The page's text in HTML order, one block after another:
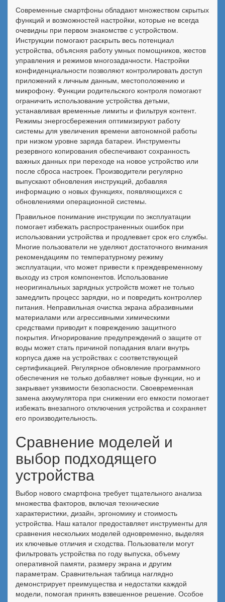
Современные смартфоны обладают множеством скрытых
функций и возможностей настройки, которые не всегда
очевидны при первом знакомстве с устройством.
Инструкции помогают раскрыть весь потенциал
устройства, объясняя работу умных помощников, жестов
управления и режимов многозадачности. Настройки
конфиденциальности позволяют контролировать доступ
приложений к личным данным, местоположению и
микрофону. Функции родительского контроля помогают
ограничить использование устройства детьми,
устанавливая временные лимиты и фильтруя контент.
Режимы энергосбережения оптимизируют работу
системы для увеличения времени автономной работы
при низком уровне заряда батареи. Инструменты
резервного копирования обеспечивают сохранность
важных данных при переходе на новое устройство или
после сброса настроек. Производители регулярно
выпускают обновления инструкций, добавляя
информацию о новых функциях, появляющихся с
обновлениями операционной системы.
Правильное понимание инструкции по эксплуатации
помогает избежать распространенных ошибок при
использовании устройства и продлевает срок его службы.
Многие пользователи не уделяют достаточного внимания
рекомендациям по температурному режиму
эксплуатации, что может привести к преждевременному
выходу из строя компонентов. Использование
неоригинальных зарядных устройств может не только
замедлить процесс зарядки, но и повредить контроллер
питания. Неправильная очистка экрана абразивными
материалами или агрессивными химическими
средствами приводит к повреждению защитного
покрытия. Игнорирование предупреждений о защите от
воды может стать причиной попадания влаги внутрь
корпуса даже на устройствах с соответствующей
сертификацией. Регулярное обновление программного
обеспечения не только добавляет новые функции, но и
закрывает уязвимости безопасности. Своевременная
замена аккумулятора при снижении его емкости помогает
избежать внезапного отключения устройства и сохраняет
его производительность.
Сравнение моделей и
выбор подходящего
устройства
Выбор нового смартфона требует тщательного анализа
множества факторов, включая технические
характеристики, дизайн, эргономику и стоимость
устройства. Наш каталог предоставляет инструменты для
сравнения нескольких моделей одновременно, выделяя
их ключевые отличия и сходства. Пользователи могут
фильтровать устройства по году выпуска, объему
оперативной памяти, размеру экрана и другим
параметрам. Сравнительная таблица наглядно
демонстрирует преимущества и недостатки каждой
модели, помогая принять взвешенное решение. Особое